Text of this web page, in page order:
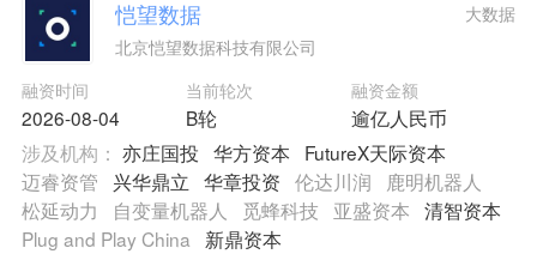
恺望数据
北京恺望数据科技有限公司
融资时间
2026-08-04
当前轮次
B轮
融资金额
逾亿人民币
大数据
涉及机构： 亦庄国投 华方资本
FutureX天际资本
迈睿资管
兴华鼎立 华章投资 伦达川润
鹿明机器人
松延动力
自变量机器人 觅蜂科技 亚盛资本 清智资本
Plug and Play China
新鼎资本